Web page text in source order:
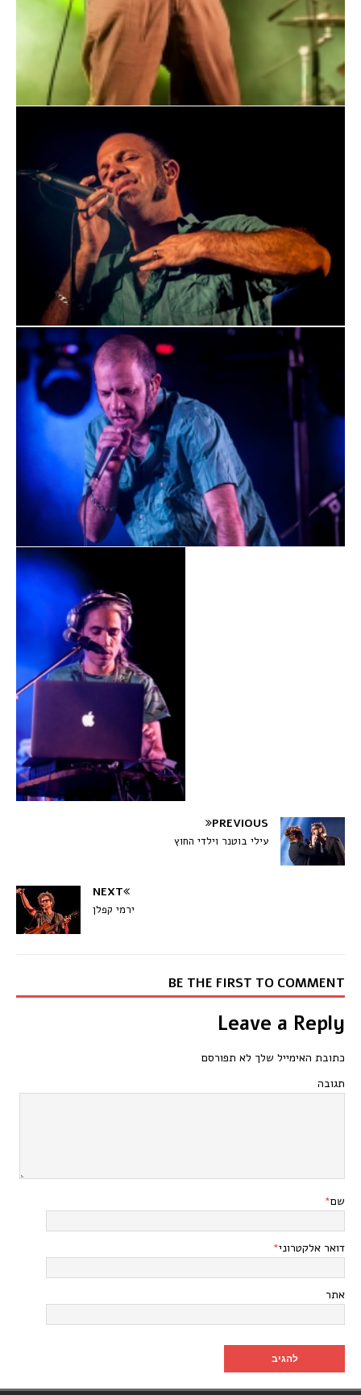
PREVIOUS
עילי בוטנר וילדי החוץ
NEXT
ירמי קפלן
BE THE FIRST TO COMMENT
Leave a Reply
כתובת האימייל שלך לא תפורסם
תגובה
שם*
דואר אלקטרוני*
אתר